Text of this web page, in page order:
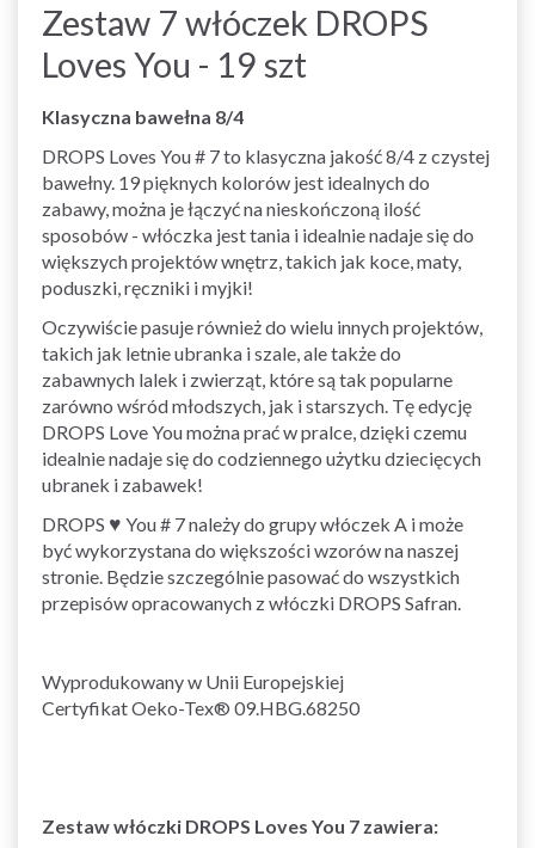
Zestaw 7 włóczek DROPS
Loves You - 19 szt
Klasyczna bawełna 8/4
DROPS Loves You # 7 to klasyczna jakość 8/4 z czystej
bawełny. 19 pięknych kolorów jest idealnych do
zabawy, można je łączyć na nieskończoną ilość
sposobów - włóczka jest tania i idealnie nadaje się do
większych projektów wnętrz, takich jak koce, maty,
poduszki, ręczniki i myjki!
Oczywiście pasuje również do wielu innych projektów,
takich jak letnie ubranka i szale, ale także do
zabawnych lalek i zwierząt, które są tak popularne
zarówno wśród młodszych, jak i starszych. Tę edycję
DROPS Love You można prać w pralce, dzięki czemu
idealnie nadaje się do codziennego użytku dziecięcych
ubranek i zabawek!
DROPS ♥ You # 7 należy do grupy włóczek A i może
być wykorzystana do większości wzorów na naszej
stronie. Będzie szczególnie pasować do wszystkich
przepisów opracowanych z włóczki DROPS Safran.
Wyprodukowany w Unii Europejskiej
Certyfikat Oeko-Tex® 09.HBG.68250
Zestaw włóczki DROPS Loves You 7 zawiera: